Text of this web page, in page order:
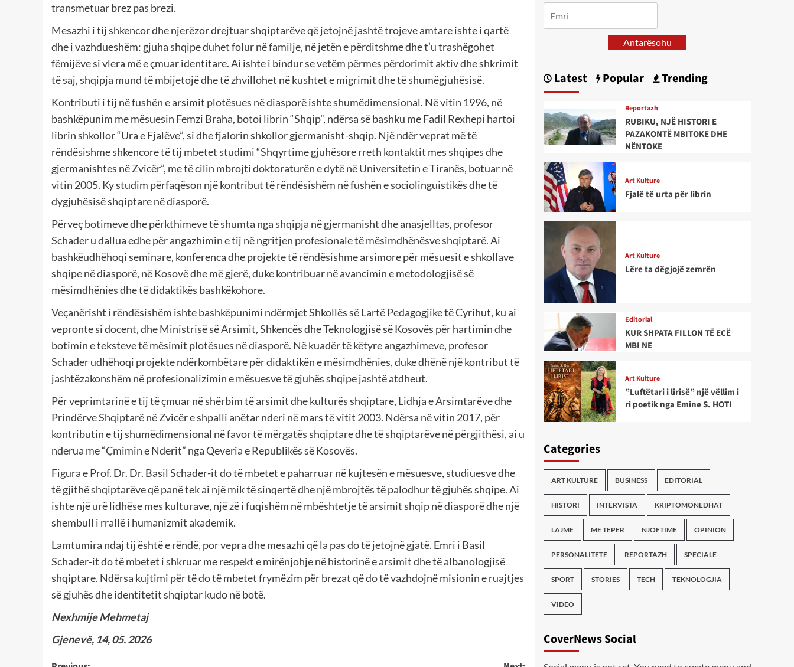
transmetuar brez pas brezi.
Mesazhi i tij shkencor dhe njerëzor drejtuar shqiptarëve që jetojnë jashtë trojeve amtare ishte i qartë
dhe i vazhdueshëm: gjuha shqipe duhet folur në familje, në jetën e përditshme dhe t’u trashëgohet
fëmijëve si vlera më e çmuar identitare. Ai ishte i bindur se vetëm përmes përdorimit aktiv dhe shkrimit
të saj, shqipja mund të mbijetojë dhe të zhvillohet në kushtet e migrimit dhe të shumëgjuhësisë.
Kontributi i tij në fushën e arsimit plotësues në diasporë ishte shumëdimensional. Në vitin 1996, në
bashkëpunim me mësuesin Femzi Braha, botoi librin “Shqip”, ndërsa së bashku me Fadil Rexhepi hartoi
librin shkollor “Ura e Fjalëve”, si dhe fjalorin shkollor gjermanisht-shqip. Një ndër veprat më të
rëndësishme shkencore të tij mbetet studimi “Shqyrtime gjuhësore rreth kontaktit mes shqipes dhe
gjermanishtes në Zvicër”, me të cilin mbrojti doktoraturën e dytë në Universitetin e Tiranës, botuar në
vitin 2005. Ky studim përfaqëson një kontribut të rëndësishëm në fushën e sociolinguistikës dhe të
dygjuhësisë shqiptare në diasporë.
Përveç botimeve dhe përkthimeve të shumta nga shqipja në gjermanisht dhe anasjelltas, profesor
Schader u dallua edhe për angazhimin e tij në ngritjen profesionale të mësimdhënësve shqiptarë. Ai
bashkëudhëhoqi seminare, konferenca dhe projekte të rëndësishme arsimore për mësuesit e shkollave
shqipe në diasporë, në Kosovë dhe më gjerë, duke kontribuar në avancimin e metodologjisë së
mësimdhënies dhe të didaktikës bashkëkohore.
Veçanërisht i rëndësishëm ishte bashkëpunimi ndërmjet Shkollës së Lartë Pedagogjike të Cyrihut, ku ai
vepronte si docent, dhe Ministrisë së Arsimit, Shkencës dhe Teknologjisë së Kosovës për hartimin dhe
botimin e teksteve të mësimit plotësues në diasporë. Në kuadër të këtyre angazhimeve, profesor
Schader udhëhoqi projekte ndërkombëtare për didaktikën e mësimdhënies, duke dhënë një kontribut të
jashtëzakonshëm në profesionalizimin e mësuesve të gjuhës shqipe jashtë atdheut.
Për veprimtarinë e tij të çmuar në shërbim të arsimit dhe kulturës shqiptare, Lidhja e Arsimtarëve dhe
Prindërve Shqiptarë në Zvicër e shpalli anëtar nderi në mars të vitit 2003. Ndërsa në vitin 2017, për
kontributin e tij shumëdimensional në favor të mërgatës shqiptare dhe të shqiptarëve në përgjithësi, ai u
nderua me “Çmimin e Nderit” nga Qeveria e Republikës së Kosovës.
Figura e Prof. Dr. Dr. Basil Schader-it do të mbetet e paharruar në kujtesën e mësuesve, studiuesve dhe
të gjithë shqiptarëve që panë tek ai një mik të sinqertë dhe një mbrojtës të palodhur të gjuhës shqipe. Ai
ishte një urë lidhëse mes kulturave, një zë i fuqishëm në mbështetje të arsimit shqip në diasporë dhe një
shembull i rrallë i humanizmit akademik.
Lamtumira ndaj tij është e rëndë, por vepra dhe mesazhi që la pas do të jetojnë gjatë. Emri i Basil
Schader-it do të mbetet i shkruar me respekt e mirënjohje në historinë e arsimit dhe të albanologjisë
shqiptare. Ndërsa kujtimi për të do të mbetet frymëzim për brezat që do të vazhdojnë misionin e ruajtjes
së gjuhës dhe identitetit shqiptar kudo në botë.
Nexhmije Mehmetaj
Gjenevë, 14, 05. 2026
Antarësohu
Latest Popular Trending
Reportazh
RUBIKU, NJË HISTORI E
PAZAKONTË MBITOKE DHE
NËNTOKE
Art Kulture
Fjalë të urta për librin
Art Kulture
Lëre ta dëgjojë zemrën
Editorial
KUR SHPATA FILLON TË ECË
MBI NE
Art Kulture
”Luftëtari i lirisë” një vëllim i
ri poetik nga Emine S. HOTI
Categories
ART KULTURE BUSINESS EDITORIAL
HISTORI INTERVISTA KRIPTOMONEDHAT
LAJME ME TEPER NJOFTIME OPINION
PERSONALITETE REPORTAZH SPECIALE
SPORT STORIES TECH TEKNOLOGJIA
VIDEO
CoverNews Social